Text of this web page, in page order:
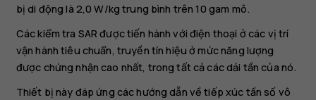
bị di động là 2,0 W/kg trung bình trên 10 gam mô.
Các kiểm tra SAR được tiến hành với điện thoại ở các vị trí
vận hành tiêu chuẩn, truyền tín hiệu ở mức năng lượng
được chứng nhận cao nhất, trong tất cả các dải tần của nó.
Thiết bị này đáp ứng các hướng dẫn về tiếp xúc tần số vô